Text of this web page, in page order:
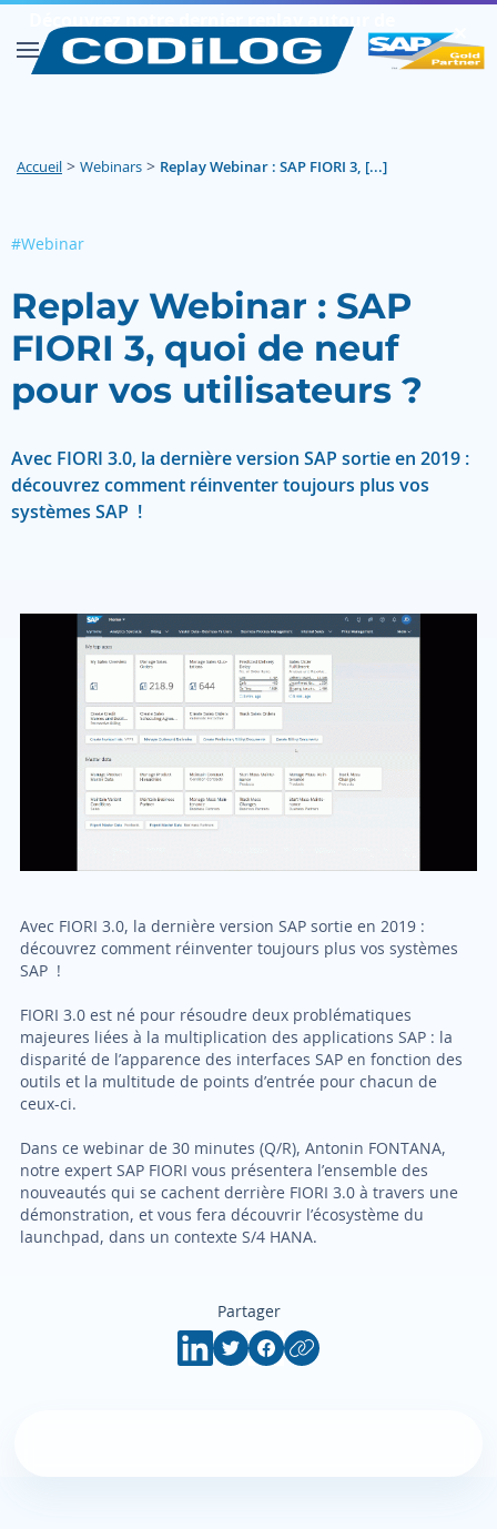
SAP FIORI Découvrir ✕︎
Accueil > Webinars > Replay Webinar : SAP FIORI 3, [...]
#Webinar
Replay Webinar : SAP
FIORI 3, quoi de neuf
pour vos utilisateurs ?
Avec FIORI 3.0, la dernière version SAP sortie en 2019 :
découvrez comment réinventer toujours plus vos
systèmes SAP !
Avec FIORI 3.0, la dernière version SAP sortie en 2019 :
découvrez comment réinventer toujours plus vos systèmes
SAP !
FIORI 3.0 est né pour résoudre deux problématiques
majeures liées à la multiplication des applications SAP : la
disparité de l’apparence des interfaces SAP en fonction des
outils et la multitude de points d’entrée pour chacun de
ceux-ci.
Dans ce webinar de 30 minutes (Q/R), Antonin FONTANA,
notre expert SAP FIORI vous présentera l’ensemble des
nouveautés qui se cachent derrière FIORI 3.0 à travers une
démonstration, et vous fera découvrir l’écosystème du
launchpad, dans un contexte S/4 HANA.
Partager